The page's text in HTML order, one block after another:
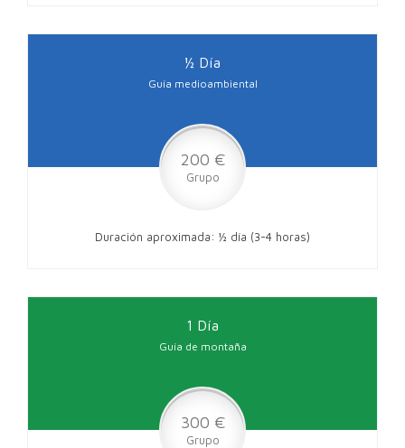
½ Día
Guía medioambiental
200 €
Grupo
Duración aproximada: ½ día (3-4 horas)
1 Día
Guía de montaña
300 €
Grupo